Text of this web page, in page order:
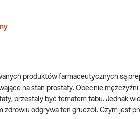
produktów farmaceutycznych są
na stan prostaty. Obecnie
przestały być tematem tabu. Jednak
zdrowiu odgrywa ten gruczoł. Czym jest